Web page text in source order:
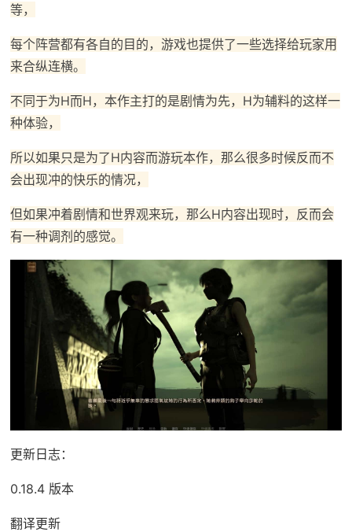
等，
每个阵营都有各自的目的，游戏也提供了一些选择给玩家用
来合纵连横。
不同于为H而H，本作主打的是剧情为先，H为辅料的这样一
种体验，
所以如果只是为了H内容而游玩本作，那么很多时候反而不
会出现冲的快乐的情况，
但如果冲着剧情和世界观来玩，那么H内容出现时，反而会
有一种调剂的感觉。
更新日志：
0.18.4 版本
翻译更新